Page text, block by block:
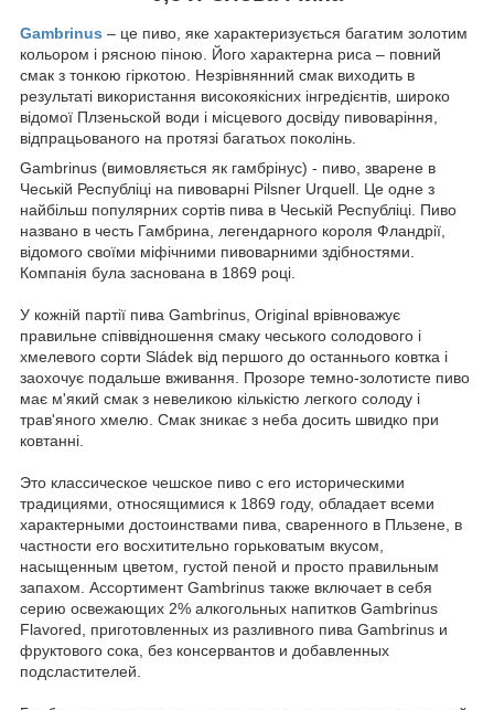
Gambrinus – це пиво, яке характеризується багатим золотим
кольором і рясною піною. Його характерна риса – повний
смак з тонкою гіркотою. Незрівнянний смак виходить в
результаті використання високоякісних інгредієнтів, широко
відомої Плзеньской води і місцевого досвіду пивоваріння,
відпрацьованого на протязі багатьох поколінь.
Gambrinus (вимовляється як гамбрінус) - пиво, зварене в
Чеській Республіці на пивоварні Pilsner Urquell. Це одне з
найбільш популярних сортів пива в Чеській Республіці. Пиво
названо в честь Гамбрина, легендарного короля Фландрії,
відомого своїми міфічними пивоварними здібностями.
Компанія була заснована в 1869 році.
У кожній партії пива Gambrinus, Original врівноважує
правильне співвідношення смаку чеського солодового і
хмелевого сорти Sládek від першого до останнього ковтка і
заохочує подальше вживання. Прозоре темно-золотисте пиво
має м'який смак з невеликою кількістю легкого солоду і
трав'яного хмелю. Смак зникає з неба досить швидко при
ковтанні.
Это классическое чешское пиво с его историческими
традициями, относящимися к 1869 году, обладает всеми
характерными достоинствами пива, сваренного в Пльзене, в
частности его восхитительно горьковатым вкусом,
насыщенным цветом, густой пеной и просто правильным
запахом. Ассортимент Gambrinus также включает в себя
серию освежающих 2% алкогольных напитков Gambrinus
Flavored, приготовленных из разливного пива Gambrinus и
фруктового сока, без консервантов и добавленных
подсластителей.